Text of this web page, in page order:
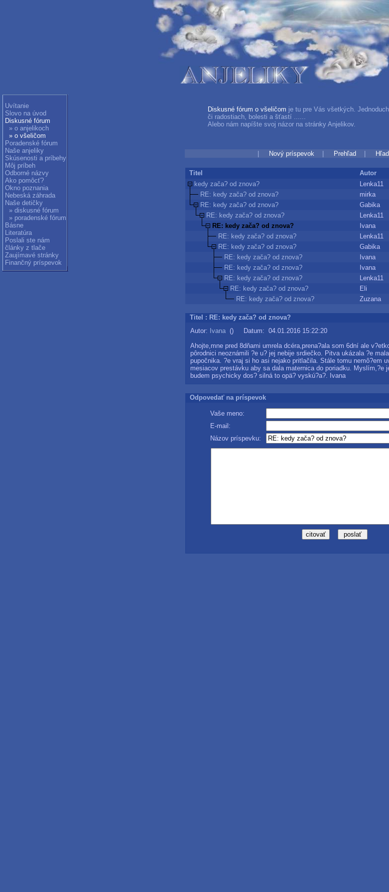
Uvítanie
Slovo na úvod
Diskusné fórum
» o anjelikoch
» o všeličom
Poradenské fórum
Naše anjeliky
Skúsenosti a príbehy
Môj príbeh
Odborné názvy
Ako pomôcť?
Okno poznania
Nebeská záhrada
Naše detičky
» diskusné fórum
» poradenské fórum
Básne
Literatúra
Poslali ste nám
články z tlače
Zaujímavé stránky
Finančný príspevok
Diskusné fórum o všeličom je tu pre Vás všetkých.
či radostiach, bolesti a šťastí ......
Alebo nám napíšte svoj názor na stránky Anjelikov.
Nový príspevok| Prehľad
Titel Autor
kedy zača? od znova?
Lenka11
RE: kedy zača? od znova?
mirka
RE: kedy zača? od znova?
Gabika
RE: kedy zača? od znova?
Lenka11
RE: kedy zača? od znova?
Ivana
RE: kedy zača? od znova?
Lenka11
RE: kedy zača? od znova?
Gabika
RE: kedy zača? od znova?
Ivana
RE: kedy zača? od znova?
Ivana
RE: kedy zača? od znova?
Lenka11
RE: kedy zača? od znova?
Eli
RE: kedy zača? od znova?
Zuzana
Titel : RE: kedy zača? od znova?
Autor: Ivana () Datum: 04.01.2016 15:22:20
Ahojte,mne pred 8dňami umrela dcéra,prena?ala som 6dní ale
pôrodnici neoznámili ?e u? jej nebije srdiečko. Pitva ukázala ?e
pupočnika. ?e vraj si ho asi nejako pritlačila. Stále tomu nemô?em
mesiacov prestávku aby sa dala maternica do poriadku. Myslím,?e
budem psychicky dos? silná to opä? vyskú?a?. Ivana
Odpovedať na príspevok
Vaše meno:
E-mail:
Názov príspevku: